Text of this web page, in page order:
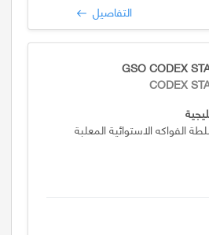
التفاصيل
GSO CODEX
CODEX
الفواكه الاستوائية المعلبة